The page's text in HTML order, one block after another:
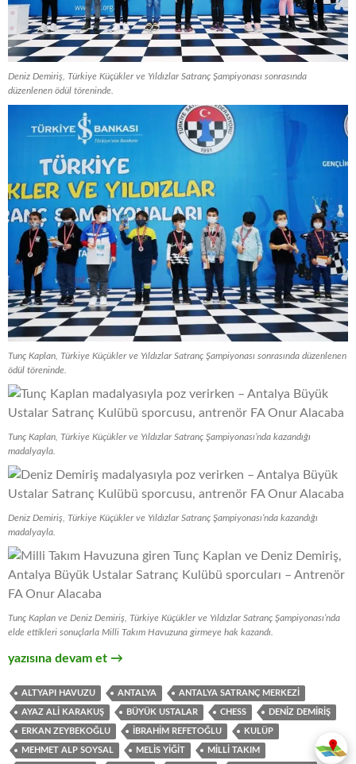
Deniz Demiriş, Türkiye Küçükler ve Yıldızlar Satranç Şampiyonası sonrasında
düzenlenen ödül töreninde.
Tunç Kaplan, Türkiye Küçükler ve Yıldızlar Satranç Şampiyonası sonrasında düzenlenen
ödül töreninde.
Tunç Kaplan, Türkiye Küçükler ve Yıldızlar Satranç Şampiyonası’nda kazandığı
madalyayla.
Deniz Demiriş, Türkiye Küçükler ve Yıldızlar Satranç Şampiyonası’nda kazandığı
madalyayla.
Tunç Kaplan ve Deniz Demiriş, Türkiye Küçükler ve Yıldızlar Satranç Şampiyonası’nda
elde ettikleri sonuçlarla Milli Takım Havuzuna girmeye hak kazandı.
Milli Takım Altyapısına Girmeye Hak Kazanan Sporcularımız
yazısına devam et →
ALTYAPI HAVUZU ANTALYA ANTALYA SATRANÇ MERKEZI
AYAZ ALI KARAKUŞ BÜYÜK USTALAR CHESS DENIZ DEMIRIŞ
ERKAN ZEYBEKOĞLU İBRAHIM REFETOĞLU KULÜP
MEHMET ALP SOYSAL MELIS YIĞIT MILLI TAKIM